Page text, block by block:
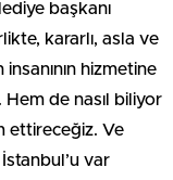
başkanı
kararlı, asla ve
hizmetine
de nasıl biliyor
ettireceğiz. Ve
var